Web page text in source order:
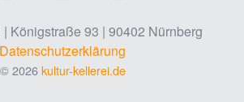
Königstraße 93 | 90402 Nürnberg
Datenschutzerklärung
© 2026kultur-kellerei.de